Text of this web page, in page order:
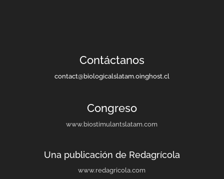
Contáctanos
contact@biologicalslatam.oinghost.cl
Congreso
www.biostimulantslatam.com
Una publicación de Redagrícola
www.redagricola.com